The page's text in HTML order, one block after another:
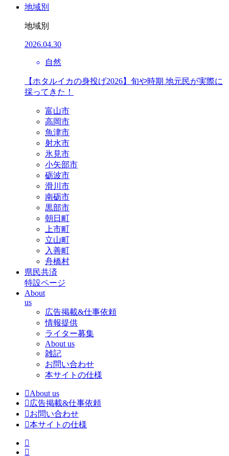
地域別
地域別
2026.04.30
自然
【ホタルイカの身投げ2026】旬や時期 地元民が実際に
採ってきた！
富山市
高岡市
魚津市
射水市
氷見市
小矢部市
砺波市
滑川市
南砺市
黒部市
朝日町
上市町
立山町
入善町
舟橋村
県民共済
特設ページ
About
us
広告掲載&仕事依頼
情報提供
ライター募集
About us
雑記
お問い合わせ
本サイトの仕様
About us
広告掲載&仕事依頼
お問い合わせ
本サイトの仕様